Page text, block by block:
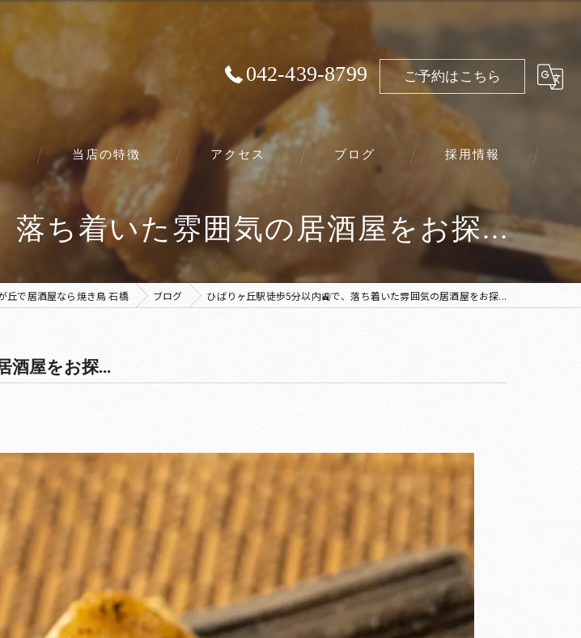
042-439-8799 ご予約はこちら
当店の特徴
コース
アクセス ブログ 採用情報
落ち着いた雰囲気の居酒屋をお探...
丘で居酒屋なら焼き鳥 石橋 ブログ ひばりヶ丘駅徒歩5分以内🚉で、落ち着いた雰囲気の居酒屋をお探...
酒屋をお探...